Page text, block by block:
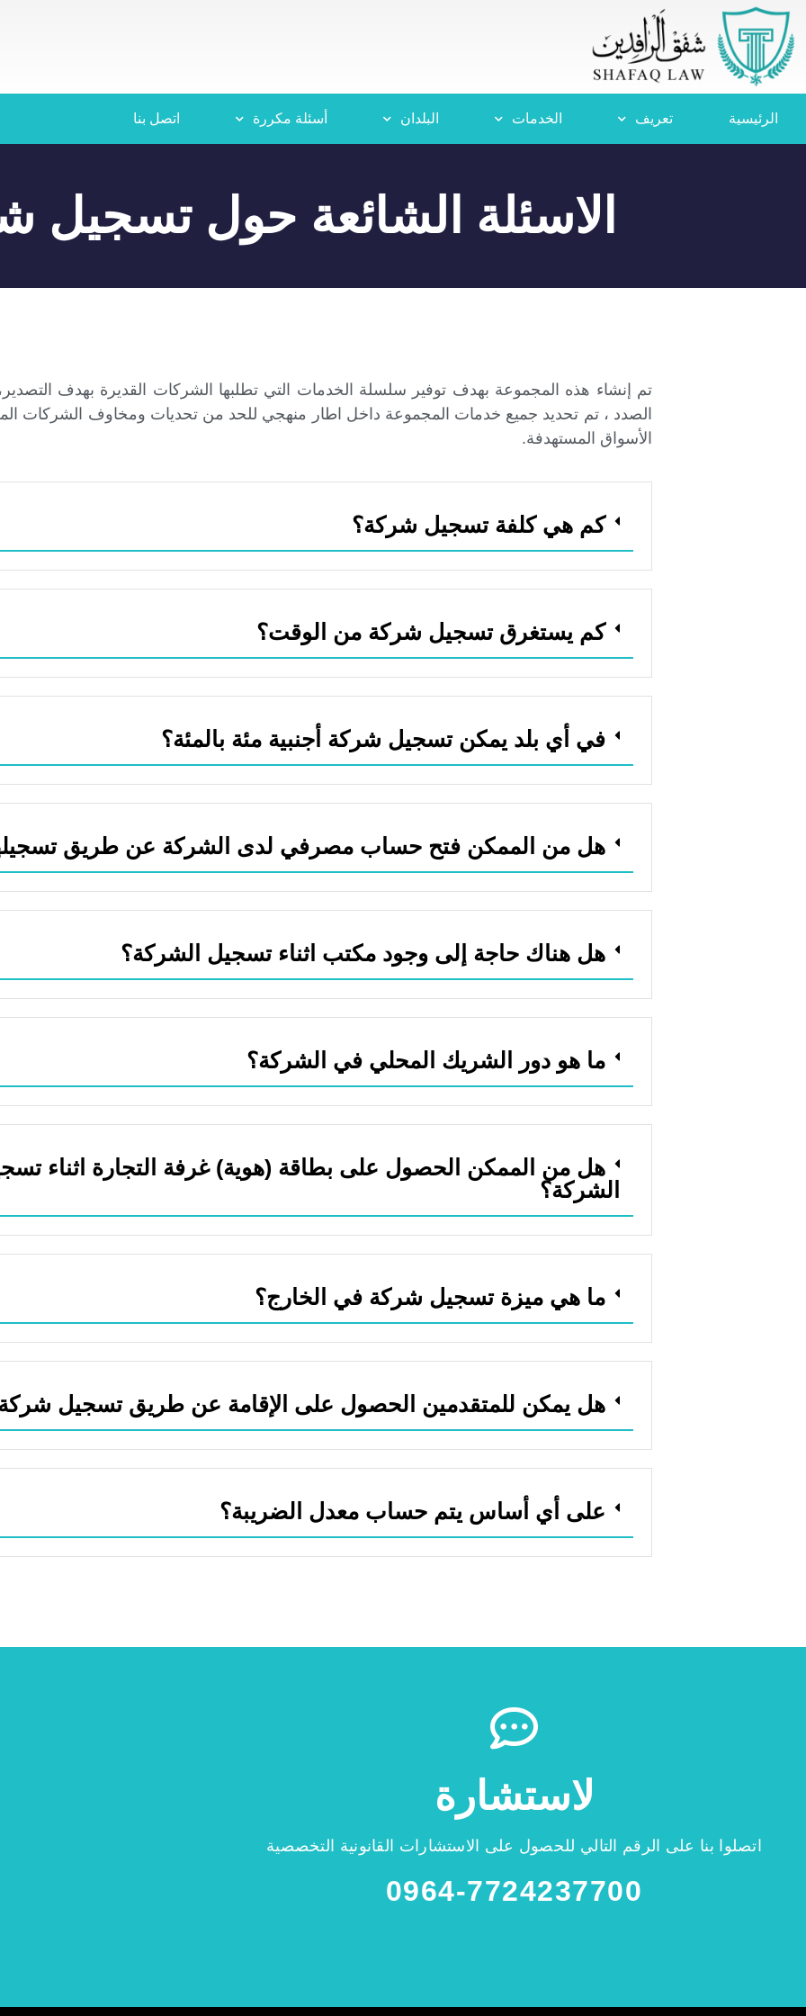
الرئيسية تعریف الخدمات البلدان أسئلة مكررة اتصل بنا
الاسئلة الشائعة حول تسجيل
تم إنشاء هذه المجموعة بهدف توفير سلسلة الخدمات التي تطلبها الشركات القديرة بهدف
الصدد ، تم تحديد جميع خدمات المجموعة داخل اطار منهجي للحد من تحديات ومخاوف الشركات
الأسواق المستهدفة.
كم هي كلفة تسجيل شركة؟
كم يستغرق تسجيل شركة من الوقت؟
في أي بلد يمكن تسجيل شركة أجنبية مئة بالمئة؟
هل من الممكن فتح حساب مصرفي لدى الشركة عن طريق
هل هناك حاجة إلى وجود مكتب اثناء تسجيل الشركة؟
ما هو دور الشريك المحلي في الشركة؟
هل من الممكن الحصول على بطاقة (هوية) غرفة التجارة اثناء
الشركة؟
ما هي ميزة تسجيل شركة في الخارج؟
هل يمكن للمتقدمين الحصول على الإقامة عن طريق تسجيل
على أي أساس يتم حساب معدل الضريبة؟
لاستشارة
اتصلوا بنا على الرقم التالي للحصول على الاستشارات القانونية التخصصية
0964-7724237700